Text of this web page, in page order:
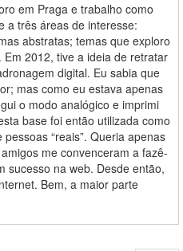
em Praga e trabalho como
a três áreas de interesse:
abstratas; temas que exploro
2012, tive a ideia de retratar
digital. Eu sabia que
mas como eu estava apenas
o modo analógico e imprimi
base foi então utilizada como
“reais”. Queria apenas
me convenceram a fazê-
sucesso na web. Desde então,
Bem, a maior parte